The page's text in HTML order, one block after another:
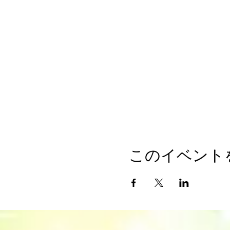
このイベント